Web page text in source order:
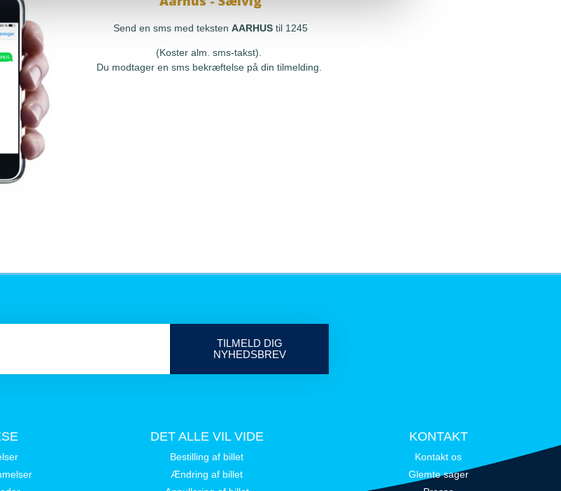
Send en sms med teksten AARHUStil 1245
(Koster alm. sms-takst).
Du modtager en sms bekræftelse på din tilmelding.
TILMELD DIG
NYHEDSBREV
DET ALLE VIL VIDE
Bestilling af billet
Ændring af billet
KONTAKT
Kontakt os
Glemte sager